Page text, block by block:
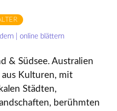
| online blättern
& Südsee. Australien
Kulturen, mit
Städten,
berühmten